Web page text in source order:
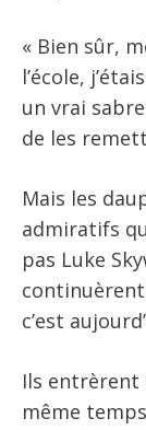
« Bien sûr,
l’école,
un vrai
de les
Mais les
admiratifs
pas Luke
continuèrent
c’est
Ils entrèrent
même temps